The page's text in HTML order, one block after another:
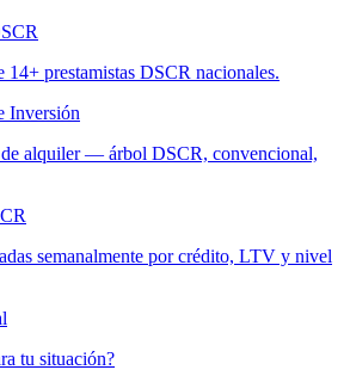
14+ prestamistas DSCR nacionales.
Inversión
alquiler — árbol DSCR, convencional,
semanalmente por crédito, LTV y nivel
tu situación?